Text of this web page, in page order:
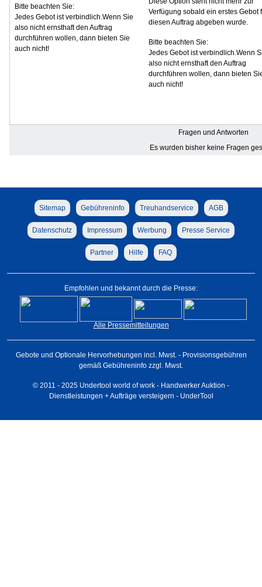
Bitte beachten Sie:
Jedes Gebot ist verbindlich.Wenn Sie
also nicht ernsthaft den Auftrag
durchführen wollen, dann bieten Sie
auch nicht!
Verfügung sobald ein erstes Gebot
diesen Auftrag abgeben wurde.
Bitte beachten Sie:
Jedes Gebot ist verbindlich.Wenn
also nicht ernsthaft den Auftrag
durchführen wollen, dann bieten
auch nicht!
Fragen und Antworten
Es wurden bisher keine Fragen
Sitemap Gebühreninfo Treuhandservice AGB
Datenschutz Impressum Werbung Presse Service
Partner Hilfe FAQ
Empfohlen und bekannt durch die Presse:
Alle Pressemitteilungen
Gebote und Optionale Hervorhebungen incl. Mwst. - Provisionsgebühren
gemäß Gebühreninfo zzgl. Mwst.
© 2011 - 2025 Undertool world of work - Handwerker Auktion -
Dienstleistungen + Aufträge versteigern - UnderTool